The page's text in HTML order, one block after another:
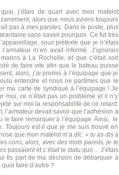
j’étais de quart avec mon matelot
alors que nous avions toujours
pas à mes paroles. Dans le poste, plus
sans savoir pourquoi. Ce fut très
sous prétexte que je n’étais
m’en avait informé. J’ignorais
à La Rochelle, et que c’était soit
de faire vite afin que le bateau puisse
alors, j’ai promis à l’équipage que je
entendre et nous ne partîmes que le
ma carte de syndiqué à l’équipage ! Je
moi, ce n’était pas un problème et il n’y
sur moi la responsabilité de ce retard.
l’armateur devait savoir que l’adhésion à
le faire remarquer à l’équipage. Ainsi, le
Toujours est-il que je me suis trouvé en
que mon matelot m’a dit : « tu as dis à
cons, alors, avec des mots pareils, je te
passaient et c’était le statu quo… J’étais
fis part de ma décision de débarquer à
faire d’autre ?